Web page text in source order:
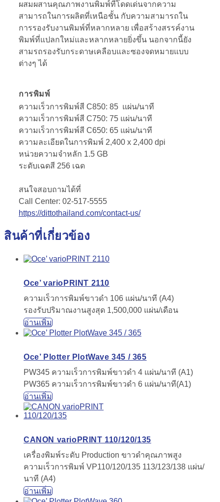
ผสมผสานคุณภาพงานพิมพ์ที่โดดเด่นจากความ
สามารถในการผลิตที่เหนือชั้น กับความสามารถใน
การรองรับงานพิมพ์ที่หลากหลาย เพื่อสร้างสรรค์งาน
พิมพ์ที่แปลกใหม่และหลากหลายยิ่งขึ้น นอกจากนี้ยัง
สามรถรองรับกระดาษเคลือบและซองจดหมายแบบ
ต่างๆ ได้
การพิมพ์
ความเร็วการพิมพ์สี C850: 85 แผ่น/นาที
ความเร็วการพิมพ์สี C750: 75 แผ่น/นาที
ความเร็วการพิมพ์สี C650: 65 แผ่น/นาที
ความละเอียดในการพิมพ์ 2,400 x 2,400 dpi
หน่วยความจำหลัก 1.5 GB
ระดับเฉดสี 256 เฉด
สนใจสอบถามได้ที่
Call Center: 02-517-5555
https://dittothailand.com/contact-us/
สินค้าที่เกี่ยวข้อง
Oce’ varioPRINT 2110
ความเร็วการพิมพ์ขาวดำ 106 แผ่น/นาที (A4)
รองรับปริมาณงานสูงสุด 1,500,000 แผ่น/เดือน
อ่านเพิ่ม
Oce’ Plotter PlotWave 345 / 365
PW345 ความเร็วการพิมพ์ขาวดำ 4 แผ่น/นาที (A1)
PW365 ความเร็วการพิมพ์ขาวดำ 6 แผ่น/นาที(A1)
อ่านเพิ่ม
CANON varioPRINT 110/120/135
เครื่องพิมพ์ระดับ Production ขาวดำคุณภาพสูง
ความเร็วการพิมพ์ VP110/120/135 113/123/138 แผ่น/
นาที (A4)
อ่านเพิ่ม